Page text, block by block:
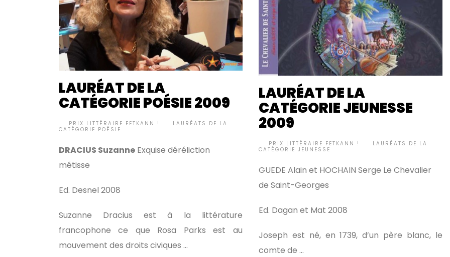
LAURÉAT DE LA
CATÉGORIE POÉSIE 2009
PRIX LITTÉRAIRE FETKANN !
LAURÉATS DE LA
CATÉGORIE POÉSIE
DRACIUS Suzanne Exquise déréliction
métisse
Ed. Desnel 2008
Suzanne Dracius est à la littérature
francophone ce que Rosa Parks est au
mouvement des droits civiques …
LAURÉAT DE LA
CATÉGORIE JEUNESSE
2009
PRIX LITTÉRAIRE FETKANN !
LAURÉATS DE LA
CATÉGORIE JEUNESSE
GUEDE Alain et HOCHAIN Serge Le Chevalier
de Saint-Georges
Ed. Dagan et Mat 2008
Joseph est né, en 1739, d’un père blanc, le
comte de …